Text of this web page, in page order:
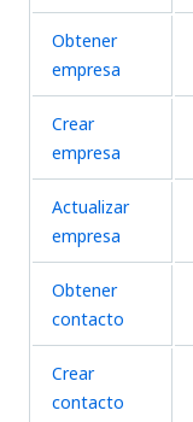
Obtener
empresa
Crear
empresa
Actualizar
empresa
Obtener
contacto
Crear
contacto